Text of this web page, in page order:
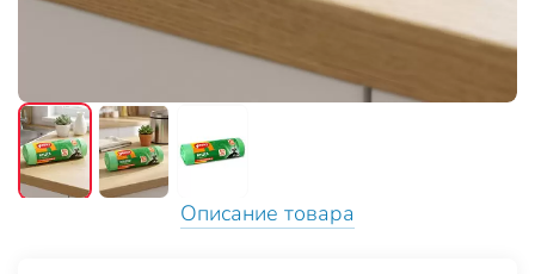
Описание товара